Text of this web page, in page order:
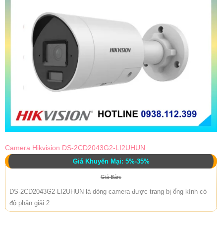
Camera Hikvision DS-2CD2043G2-LI2UHUN
Giá Khuyến Mại: 5%-35%
Giá Bán:
DS-2CD2043G2-LI2UHUN là dòng camera được trang bị ống kính có
độ phân giải 2